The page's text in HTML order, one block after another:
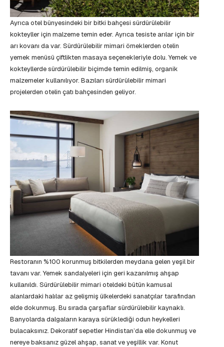
Ayrıca otel bünyesindeki bir bitki bahçesi sürdürülebilir
kokteyller için malzeme temin eder. Ayrıca tesiste arılar için bir
arı kovanı da var. Sürdürülebilir mimari örneklerden otelin
yemek menüsü çiftlikten masaya seçenekleriyle dolu. Yemek ve
kokteyllerde sürdürülebilir biçimde temin edilmiş, organik
malzemeler kullanılıyor. Bazıları sürdürülebilir mimari
projelerden otelin çatı bahçesinden geliyor.
Restoranın %100 korunmuş bitkilerden meydana gelen yeşil bir
tavanı var. Yemek sandalyeleri için geri kazanılmış ahşap
kullanıldı. Sürdürülebilir mimari oteldeki bütün kamusal
alanlardaki halılar az gelişmiş ülkelerdeki sanatçılar tarafından
elde dokunmuş. Bu sırada çarşaflar sürdürülebilir kaynaklı.
Banyolarda dalgaların karaya sürüklediği odun heykelleri
bulacaksınız. Dekoratif sepetler Hindistan’da elle dokunmuş ve
nereye baksanız güzel ahşap, sanat ve yeşillik var. Konut